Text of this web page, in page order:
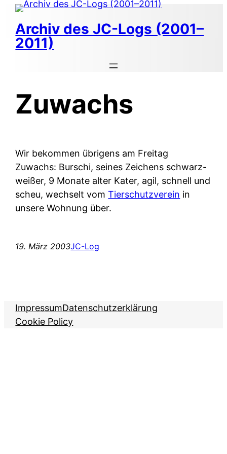
Zum
Inhalt
springen
Archiv des JC-Logs (2001–
2011)
Zuwachs
Wir bekommen übrigens am Freitag
Zuwachs: Burschi, seines Zeichens schwarz-
weißer, 9 Monate alter Kater, agil, schnell und
scheu, wechselt vomTierschutzverein in
unsere Wohnung über.
19. März 2003JC-Log
ImpressumDatenschutzerklärung
Cookie Policy